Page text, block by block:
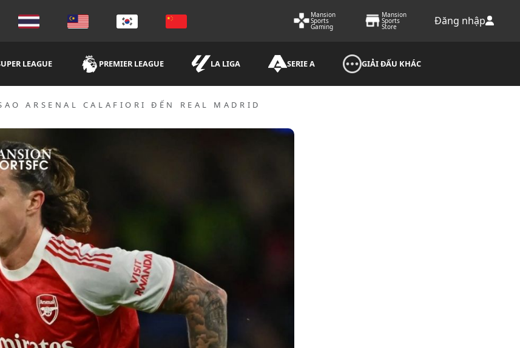
Mansion
Sports
Gaming
Mansion
Sports
Store Đăng nhập
LEAGUE PREMIER LEAGUE LA LIGA SERIE A GIẢI ĐẤU KHÁC
ARSENAL CALAFIORI ĐẾN REAL MADRID